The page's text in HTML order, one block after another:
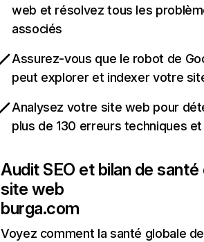
web et résolvez tous les
associés
Assurez-vous que le robot de
peut explorer et indexer votre
Analysez votre site web pour
plus de 130 erreurs techniques et
Audit SEO et bilan de santé
site web
burga.com
Voyez comment la santé globale